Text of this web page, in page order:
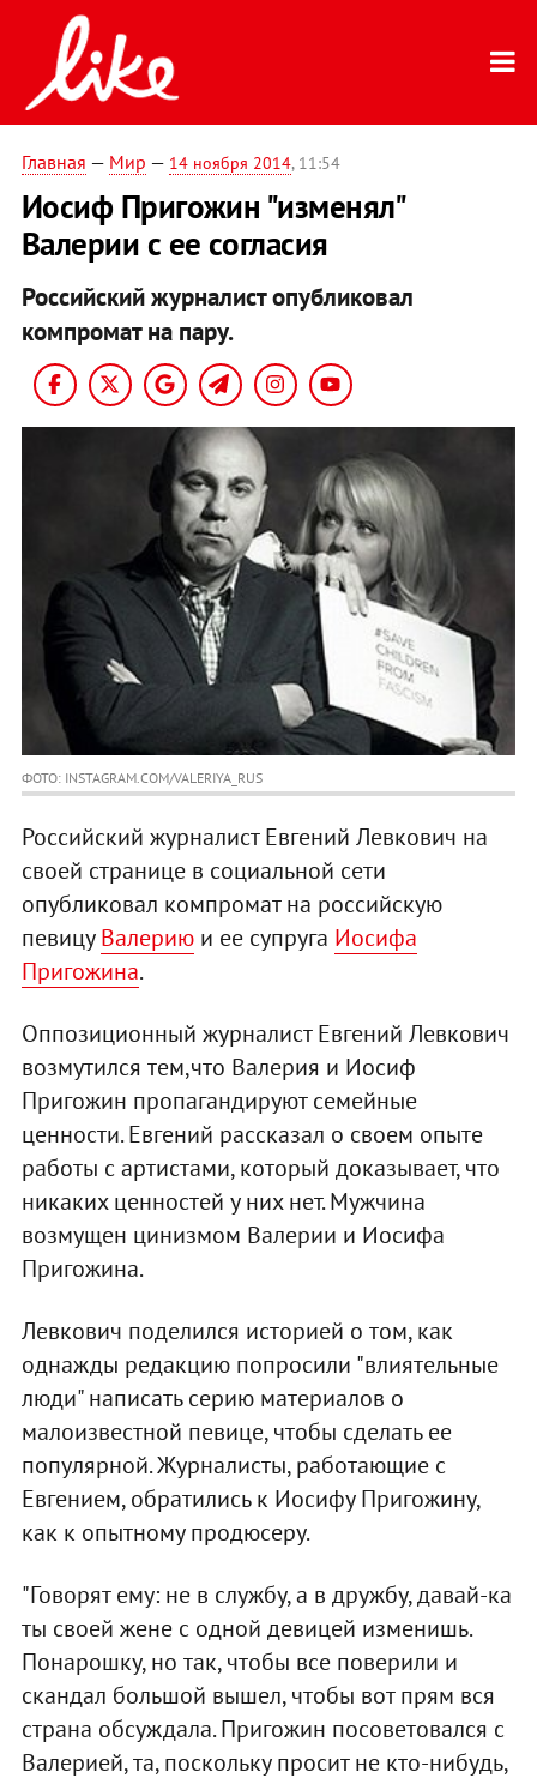
Главная — Мир — 14 ноября 2014, 11:54
Иосиф Пригожин "изменял"
Валерии с ее согласия
Российский журналист опубликовал
компромат на пару.
ФОТО: INSTAGRAM.COM/VALERIYA_RUS
Российский журналист Евгений Левкович на
своей странице в социальной сети
опубликовал компромат на российскую
певицуВалериюи ее супруга Иосифа
Пригожина.
Оппозиционный журналист Евгений Левкович
возмутился тем,что Валерия и Иосиф
Пригожин пропагандируют семейные
ценности. Евгений рассказал о своем опыте
работы с артистами, который доказывает, что
никаких ценностей у них нет. Мужчина
возмущен цинизмом Валерии и Иосифа
Пригожина.
Левкович поделился историей о том, как
однажды редакцию попросили "влиятельные
люди" написать серию материалов о
малоизвестной певице, чтобы сделать ее
популярной. Журналисты, работающие с
Евгением, обратились к Иосифу Пригожину,
как к опытному продюсеру.
"Говорят ему: не в службу, а в дружбу, давай-ка
ты своей жене с одной девицей изменишь.
Понарошку, но так, чтобы все поверили и
скандал большой вышел, чтобы вот прям вся
страна обсуждала. Пригожин посоветовался с
Валерией, та, поскольку просит не кто-нибудь,